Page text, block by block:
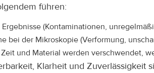
führen:
Ergebnisse (Kontaminationen,
bei der Mikroskopie (Verformung,
Zeit und Material werden verschwendet,
Klarheit und Zuverlässigkeit